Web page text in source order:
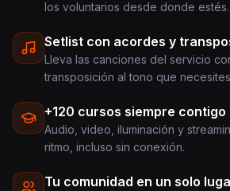
los voluntarios desde donde estés.
Setlist con acordes y
Lleva las canciones del servicio
transposición al tono que
+120 cursos siempre contigo
Audio, video, iluminación y
ritmo, incluso sin conexión.
Tu comunidad en un solo